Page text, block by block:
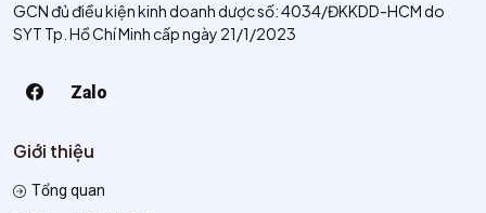
GCN đủ điều kiện kinh doanh dược số: 4034/ĐKKDD-HCM do
SYT Tp. Hồ Chí Minh cấp ngày 21/1/2023
Zalo
Giới thiệu
Tổng quan